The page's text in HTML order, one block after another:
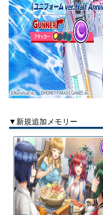
▼新規追加メモリー